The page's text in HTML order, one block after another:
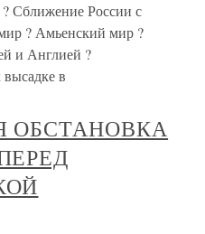
Сближение России с
? Амьенский мир ?
и Англией ?
в
ОБСТАНОВКА